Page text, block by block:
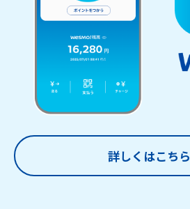
詳しくはこちら